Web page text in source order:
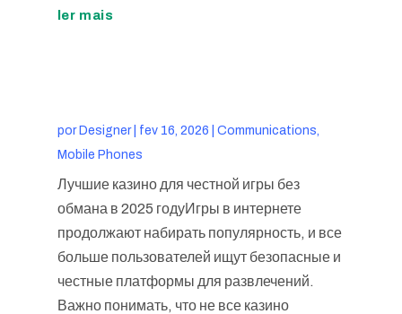
ler mais
por Designer| fev 16, 2026
Communications,
Mobile Phones
Лучшие казино для честной игры без
обмана в 2025 годуИгры в интернете
продолжают набирать популярность, и все
больше пользователей ищут безопасные и
честные платформы для развлечений.
Важно понимать, что не все казино